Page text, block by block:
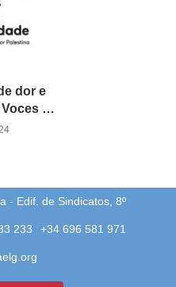
dor e
liberdade. Voces galegas por Palestina
- Edif. de Sindicatos, 8º
233 +34 696 581 971